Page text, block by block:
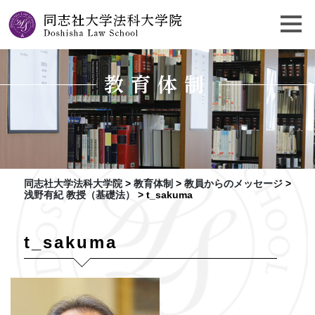
教育体制
同志社大学法科大学院> 教育体制 > 教員からのメッセージ>
浅野有紀 教授（基礎法）
> t_sakuma
t_sakuma